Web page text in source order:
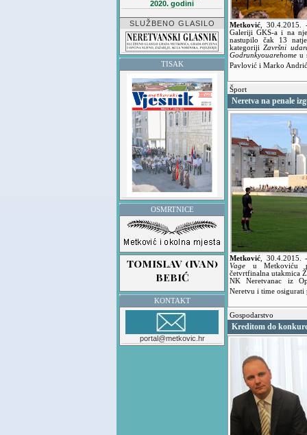
2020. godini
SLUŽBENO GLASILO
TISAK
OSMRTNICE
KONTAKT
portal@metkovic.hr
Metković ,30.4.2015.
Galeriji GKS-a i na
nastupilo čak 13
kategorijiZavršni
Godrunkyouarehome u
Pavlović i Marko
Šport
Neretva na penale
Metković 30.4.2015.
Vage u Metkoviću
četvrtfinalna utakmica
NK Neretvanac iz
Neretvu i time
Gospodarstvo
Kreditom do